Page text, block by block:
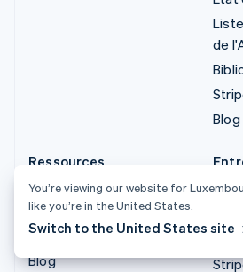
de
Ressources
Guides
Témoignages de nos
clients
Blog
You’re viewing our website for
like you’re in the United States.
Switch to the United States site